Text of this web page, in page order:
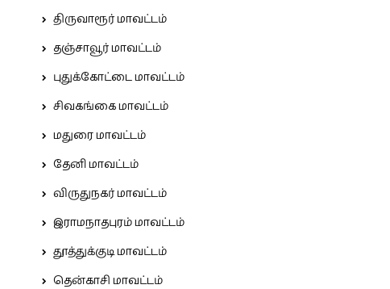
திருவாரூர் மாவட்டம்
தஞ்சாவூர் மாவட்டம்
புதுக்கோட்டை மாவட்டம்
சிவகங்கை மாவட்டம்
மதுரை மாவட்டம்
தேனி மாவட்டம்
விருதுநகர் மாவட்டம்
இராமநாதபுரம் மாவட்டம்
தூத்துக்குடி மாவட்டம்
தென்காசி மாவட்டம்